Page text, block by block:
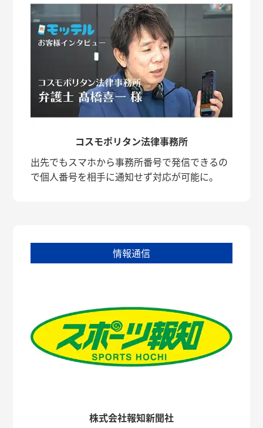
コスモポリタン法律事務所
出先でもスマホから事務所番号で発信できるの
で個人番号を相手に通知せず対応が可能に。
情報通信
株式会社報知新聞社